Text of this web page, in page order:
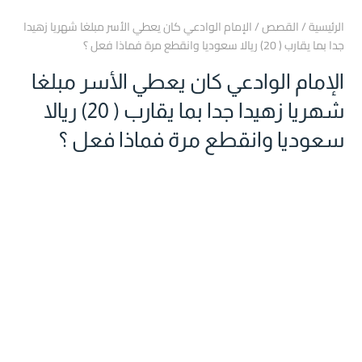
الرئيسية/القصص/الإمام الوادعي كان يعطي الأسر مبلغا شهريا زهيدا
جدا بما يقارب ( 20) ريالا سعوديا وانقطع مرة فماذا فعل ؟
الإمام الوادعي كان يعطي الأسر مبلغا
شهريا زهيدا جدا بما يقارب ( 20) ريالا
سعوديا وانقطع مرة فماذا فعل ؟